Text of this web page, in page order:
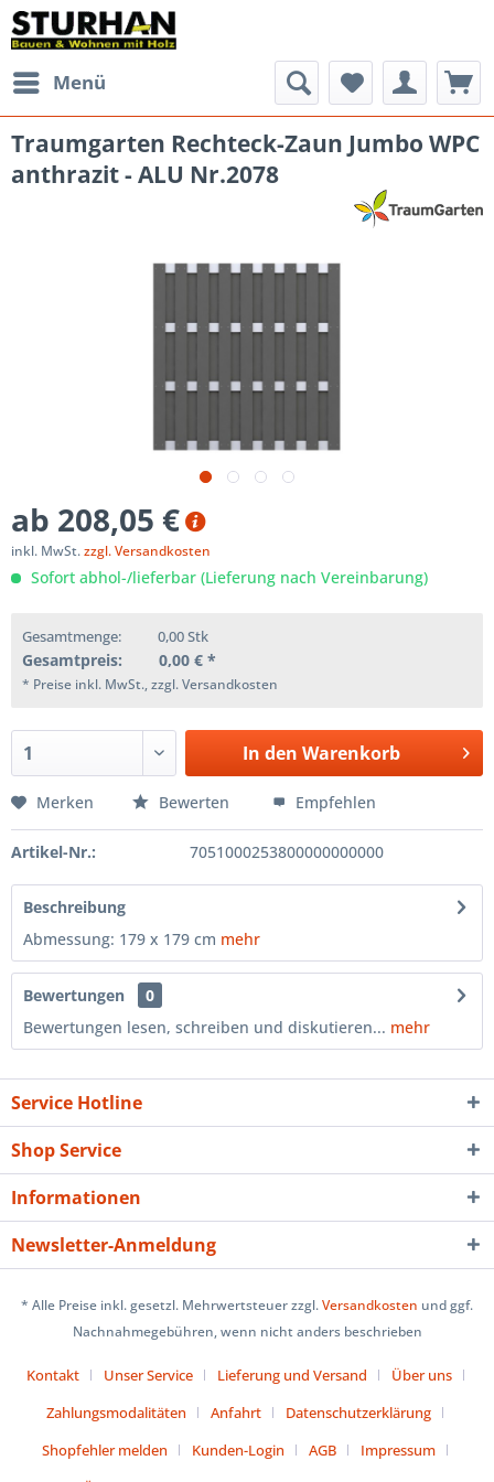
Menü
Traumgarten Rechteck-Zaun Jumbo WPC
anthrazit - ALU Nr.2078
ab 208,05 €
inkl. MwSt.zzgl. Versandkosten
Sofort abhol-/lieferbar (Lieferung nach Vereinbarung)
Gesamtmenge: 0,00Stk
Gesamtpreis: 0,00 € *
* Preise inkl. MwSt., zzgl. Versandkosten
In den Warenkorb
Merken Bewerten Empfehlen
Artikel-Nr.: 7051000253800000000000
Beschreibung
Abmessung: 179 x 179 cm mehr
Bewertungen
0
Bewertungen lesen, schreiben und diskutieren... mehr
Service Hotline
Shop Service
Informationen
Newsletter-Anmeldung
* Alle Preise inkl. gesetzl. Mehrwertsteuer zzgl.Versandkosten und ggf.
Nachnahmegebühren, wenn nicht anders beschrieben
Kontakt Unser Service Lieferung und Versand
Über uns
Zahlungsmodalitäten
Anfahrt
Datenschutzerklärung
Shopfehler melden
Kunden-Login AGB
Impressum